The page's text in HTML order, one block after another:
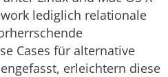
lediglich relationale
Cases für alternative
erleichtern diese